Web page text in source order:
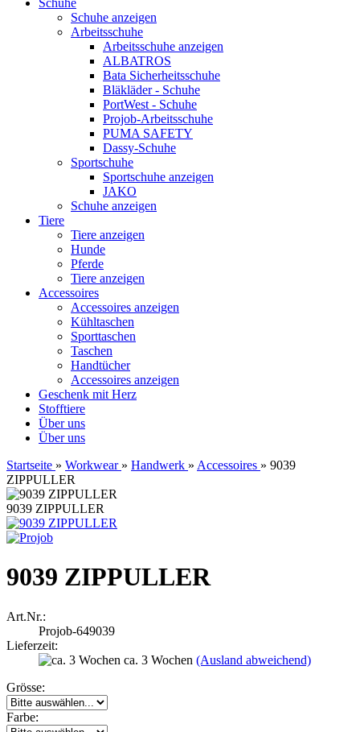
Schuhe
Schuhe anzeigen
Arbeitsschuhe
Arbeitsschuhe anzeigen
ALBATROS
Bata Sicherheitsschuhe
Bläkläder - Schuhe
PortWest - Schuhe
Projob-Arbeitsschuhe
PUMA SAFETY
Dassy-Schuhe
Sportschuhe
Sportschuhe anzeigen
JAKO
Schuhe anzeigen
Tiere
Tiere anzeigen
Hunde
Pferde
Tiere anzeigen
Accessoires
Accessoires anzeigen
Kühltaschen
Sporttaschen
Taschen
Handtücher
Accessoires anzeigen
Geschenk mit Herz
Stofftiere
Über uns
Über uns
Startseite » Workwear » Handwerk » Accessoires » 9039
ZIPPULLER
9039 ZIPPULLER
9039 ZIPPULLER
Art.Nr.:
Projob-649039
Lieferzeit:
ca. 3 Wochen (Ausland abweichend)
Grösse:
Farbe: